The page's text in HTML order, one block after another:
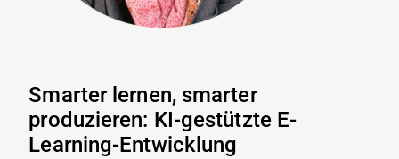
Smarter lernen, smarter
produzieren: KI-gestützte E-
Learning-Entwicklung